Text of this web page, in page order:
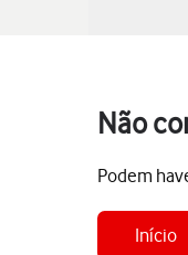
Não
Podem
Início